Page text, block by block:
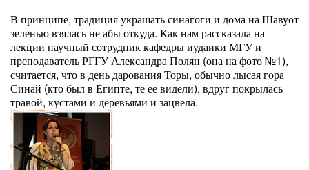
В принципе, традиция украшать синагоги и дома на Шавуот
зеленью взялась не абы откуда. Как нам рассказала на
лекции научный сотрудник кафедры иудаики МГУ и
преподаватель РГГУ Александра Полян (она на фото №1),
считается, что в день дарования Торы, обычно лысая гора
Синай (кто был в Египте, те ее видели), вдруг покрылась
травой, кустами и деревьями и зацвела.